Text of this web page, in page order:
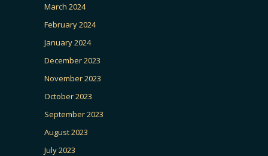
March 2024
February 2024
January 2024
December 2023
November 2023
October 2023
September 2023
August 2023
July 2023